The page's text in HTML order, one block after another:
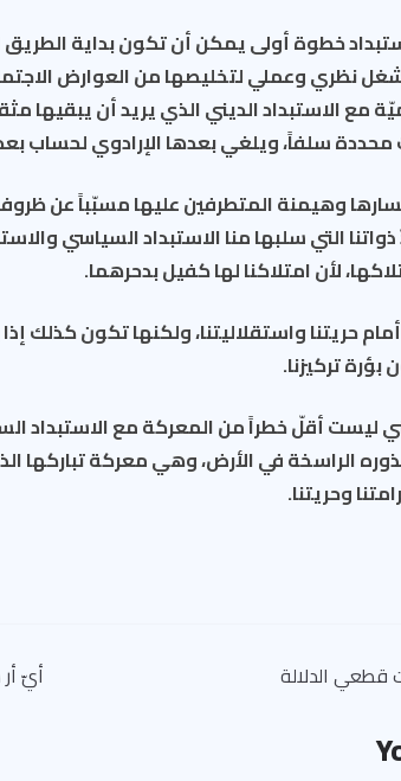
خطوة أولى يمكن أن تكون بداية
شغل نظري وعملي لتخليصها من العوارض
الاستبداد الديني الذي يريد أن يبقيها
محددة سلفاً، ويلغي بعدها الإرادوي لحساب
وهيمنة المتطرفين عليها مسبّباً عن
التي سلبها منا الاستبداد السياسي
لأن امتلاكنا لها كفيل بدحرهما.
أمام حريتنا واستقلاليتنا، ولكنها تكون كذلك
تركيزنا.
ليست أقلّ خطراً من المعركة مع الاستبداد
الراسخة في الأرض، وهي معركة تباركها
وحريتنا.
قطعي الدلالة أيّ